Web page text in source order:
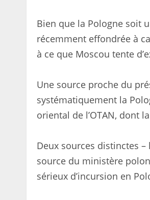
Bien que la Pologne soit
récemment effondrée à
à ce que Moscou tente
Une source proche du
systématiquement la
oriental de l’OTAN, dont
Deux sources distinctes –
source du ministère
sérieux d’incursion en